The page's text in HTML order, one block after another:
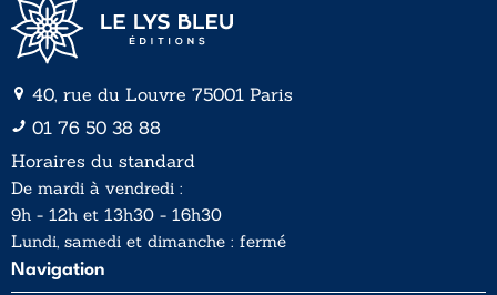
40, rue du Louvre 75001 Paris
01 76 50 38 88
Horaires du standard
De mardi à vendredi :
9h - 12h et 13h30 - 16h30
Lundi, samedi et dimanche : fermé
Navigation